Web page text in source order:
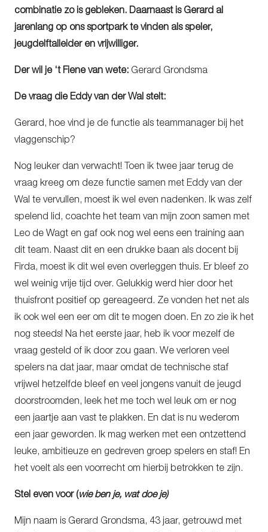
combinatie zo is gebleken. Daarnaast is Gerard al
jarenlang op ons sportpark te vinden als speler,
jeugdelftalleider en vrijwilliger.
Der wil je ‘t Fiene van wete: Gerard Grondsma
De vraag die Eddy van der Wal stelt:
Gerard, hoe vind je de functie als teammanager bij het
vlaggenschip?
Nog leuker dan verwacht! Toen ik twee jaar terug de
vraag kreeg om deze functie samen met Eddy van der
Wal te vervullen, moest ik wel even nadenken. Ik was zelf
spelend lid, coachte het team van mijn zoon samen met
Leo de Wagt en gaf ook nog wel eens een training aan
dit team. Naast dit en een drukke baan als docent bij
Firda, moest ik dit wel even overleggen thuis. Er bleef zo
wel weinig vrije tijd over. Gelukkig werd hier door het
thuisfront positief op gereageerd. Ze vonden het net als
ik ook wel een eer om dit te mogen doen. En zo zie ik het
nog steeds! Na het eerste jaar, heb ik voor mezelf de
vraag gesteld of ik door zou gaan. We verloren veel
spelers na dat jaar, maar omdat de technische staf
vrijwel hetzelfde bleef en veel jongens vanuit de jeugd
doorstroomden, leek het me toch wel leuk om er nog
een jaartje aan vast te plakken. En dat is nu wederom
een jaar geworden. Ik mag werken met een ontzettend
leuke, ambitieuze en gedreven groep spelers en staf! En
het voelt als een voorrecht om hierbij betrokken te zijn.
Stel even voor (wie ben je, wat doe je)
Mijn naam is Gerard Grondsma, 43 jaar, getrouwd met